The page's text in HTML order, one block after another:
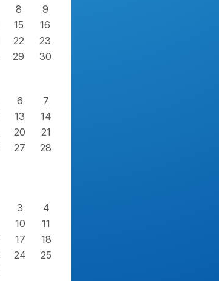
8
9
15
16
22
23
29 30
6
7
13
14
20
21
27
28
3
4
10
11
17
18
24
25